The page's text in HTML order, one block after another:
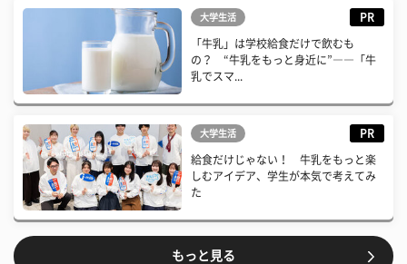
大学生活 PR
「牛乳」は学校給食だけで飲むも
の？ “牛乳をもっと身近に”――「牛
乳でスマ...
大学生活 PR
給食だけじゃない！ 牛乳をもっと楽
しむアイデア、学生が本気で考えてみ
た
もっと見る